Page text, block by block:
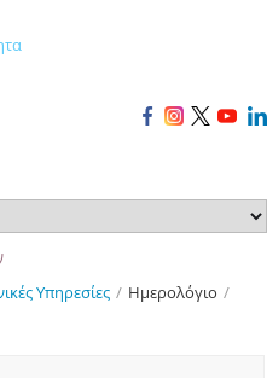
Υπηρεσίες / Ημερολόγιο /